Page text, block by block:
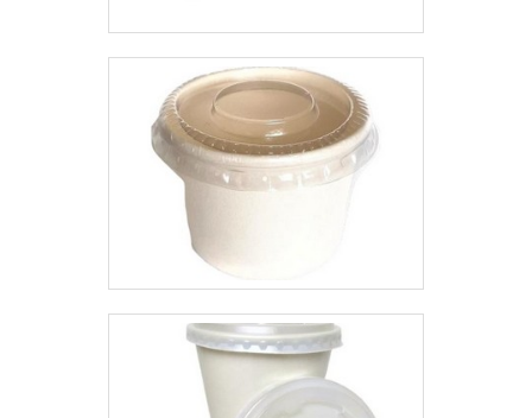
encontra o que há de melhor no
ramo de embalagens flexíveis,
sempre com suporte técnico
especializado para a definição de
um projeto assertivo. Se não
bastasse tudo isso, a empresa
ainda oferece condições
especiais de pagamento e
produtos com quantidade mínima
para a venda inferior à média
dos concorrentes. .
obstante, quando falamos em
cobertura para óbito, na essência
da empresa, a mesma deve
prezar pelos produtos e serviços
com ótima qualidade e excelente
custo-benefício, pequenos
detalhes, mas de grande valia
para saber a procedência e
seriedade da empresa.É por
Araken é uma empresa que
preza pela segurança quando
explanamos o segmento de